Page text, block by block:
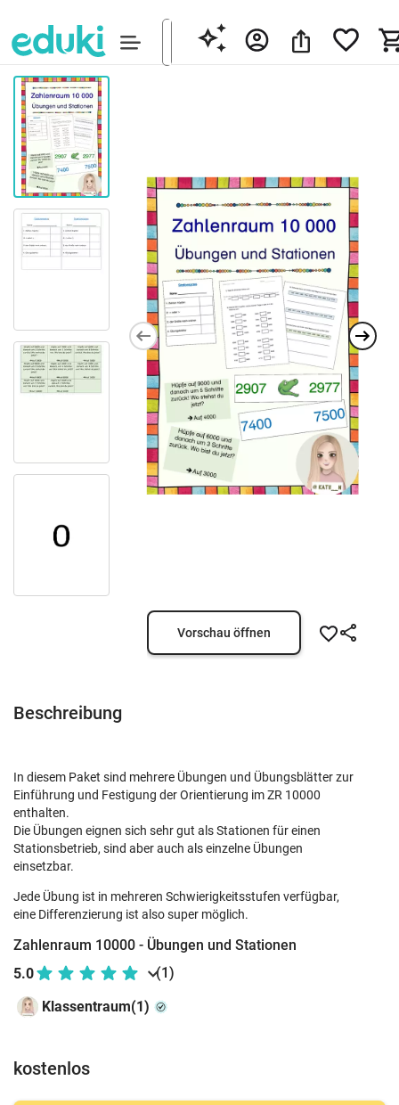
Vorschau öffnen
Beschreibung
In diesem Paket sind mehrere Übungen und Übungsblätter zur
Einführung und Festigung der Orientierung im ZR 10000
enthalten.
Die Übungen eignen sich sehr gut als Stationen für einen
Stationsbetrieb, sind aber auch als einzelne Übungen
einsetzbar.
Jede Übung ist in mehreren Schwierigkeitsstufen verfügbar,
eine Differenzierung ist also super möglich.
Zahlenraum 10000 - Übungen und Stationen
5.0
(1)
Klassentraum(1)
kostenlos